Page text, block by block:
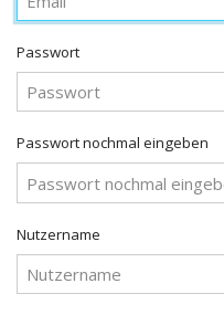
Passwort
Passwort nochmal eingeben
Nutzername